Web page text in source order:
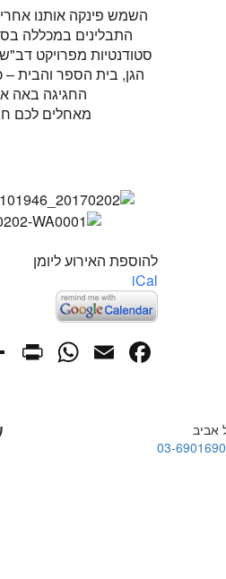
השמש פינקה אותנו
התבלינים במכללה
סטודנטיות מפרויקט
הגן, בית הספר והבית –
החגיגה באה
מאחלים לכם
להוספת האירוע ליומן
iCal
Email
03-6901690